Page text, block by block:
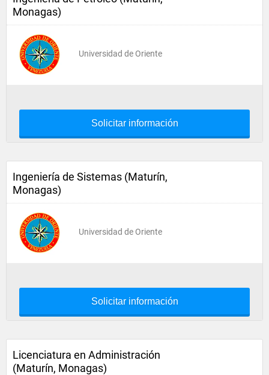
Monagas)
Universidad de Oriente
Solicitar información
Ingeniería de Sistemas (Maturín,
Monagas)
Universidad de Oriente
Solicitar información
Licenciatura en Administración
(Maturín, Monagas)